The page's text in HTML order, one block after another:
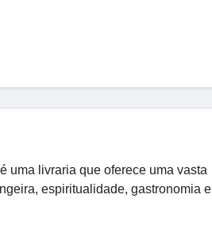
uma livraria que oferece uma vasta
espiritualidade, gastronomia e